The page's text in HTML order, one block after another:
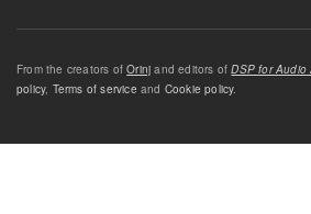
From the creators ofOrinj and editors ofDSP for Audio
policy, Terms of service and Cookie policy.